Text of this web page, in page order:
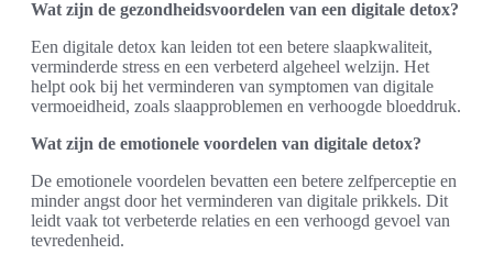
Wat zijn de gezondheidsvoordelen van een digitale detox?
Een digitale detox kan leiden tot een betere slaapkwaliteit,
verminderde stress en een verbeterd algeheel welzijn. Het
helpt ook bij het verminderen van symptomen van digitale
vermoeidheid, zoals slaapproblemen en verhoogde bloeddruk.
Wat zijn de emotionele voordelen van digitale detox?
De emotionele voordelen bevatten een betere zelfperceptie en
minder angst door het verminderen van digitale prikkels. Dit
leidt vaak tot verbeterde relaties en een verhoogd gevoel van
tevredenheid.